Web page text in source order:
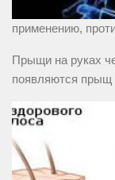
применению,
Прыщи на руках
появляются прыщ